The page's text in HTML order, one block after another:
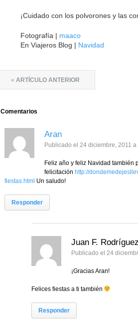
¡Cuidado con los polvorones y las
Fotografía | maaco
En Viajeros Blog | Navidad
« ARTÍCULO ANTERIOR
Comentarios
Aran
Publicado el 24 diciembre, 2011
Feliz año y feliz Navidad también
felicitaciónhttp://
fiestas.html Un saludo!
Responder
Juan F. Rodríguez
Publicado el 24
¡Gracias Aran!
Felices fiestas a ti también
Responder